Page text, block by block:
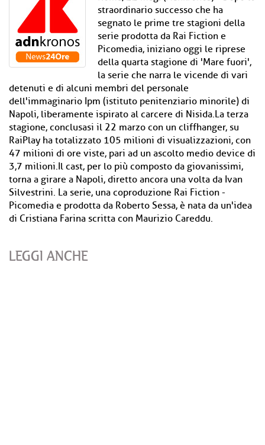
straordinario successo che ha
segnato le prime tre stagioni della
serie prodotta da Rai Fiction e
Picomedia, iniziano oggi le riprese
della quarta stagione di 'Mare fuori',
la serie che narra le vicende di vari
detenuti e di alcuni membri del personale
dell'immaginario Ipm (istituto penitenziario minorile) di
Napoli, liberamente ispirato al carcere di Nisida.La terza
stagione, conclusasi il 22 marzo con un cliffhanger, su
RaiPlay ha totalizzato 105 milioni di visualizzazioni, con
47 milioni di ore viste, pari ad un ascolto medio device di
3,7 milioni.Il cast, per lo più composto da giovanissimi,
torna a girare a Napoli, diretto ancora una volta da Ivan
Silvestrini. La serie, una coproduzione Rai Fiction -
Picomedia e prodotta da Roberto Sessa, è nata da un'idea
di Cristiana Farina scritta con Maurizio Careddu.
LEGGI ANCHE